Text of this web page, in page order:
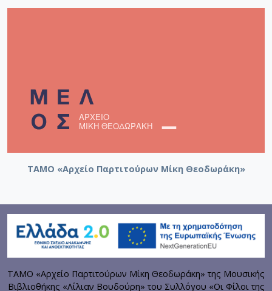
ΤΑΜΟ «Αρχείο Παρτιτούρων Μίκη Θεοδωράκη»
ΤΑΜΟ «Αρχείο Παρτιτούρων Μίκη Θεοδωράκη» της Μουσικής
Βιβλιοθήκης «Λίλιαν Βουδούρη» του Συλλόγου «Οι Φίλοι της